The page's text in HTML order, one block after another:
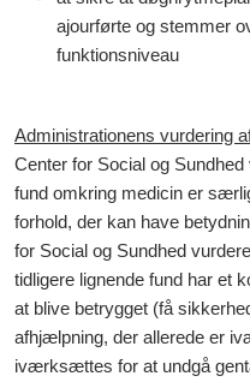
ajourførte og stemmer
funktionsniveau
Administrationens vurdering
Center for Social og
fund omkring medicin er
forhold, der kan have
for Social og Sundhed
tidligere lignende fund har et
at blive betrygget (få
afhjælpning, der allerede er
iværksættes for at undgå